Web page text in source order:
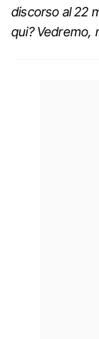
discorso al 22
qui? Vedremo,